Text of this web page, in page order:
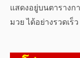
แสดงอยู่บนตาราง
มวย ได้อย่างรวดเร็